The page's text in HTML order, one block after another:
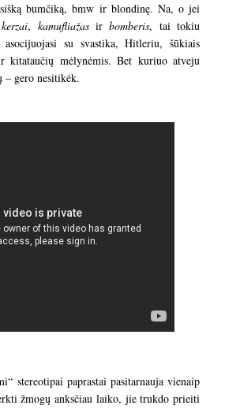
bumčiką, bmw ir blondinę. Na, o jei
kerzai, kamufliažasirbomberis, tai tokiu
su svastika, Hitleriu, šūkiais
kitataučių mėlynėmis. Bet kuriuo atveju
– gero nesitikėk.
stereotipai paprastai pasitarnauja vienaip
žmogų anksčiau laiko, jie trukdo prieiti